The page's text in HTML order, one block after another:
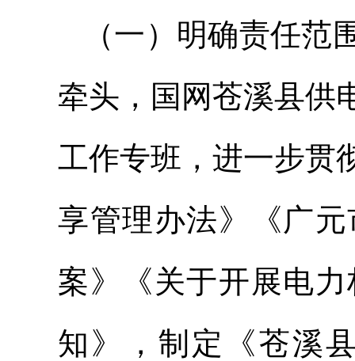
（一）明确责任
牵头，国网苍溪县供
工作专班，进一步贯
享管理办法》《广
案》《关于开展电
知》，制定《苍溪